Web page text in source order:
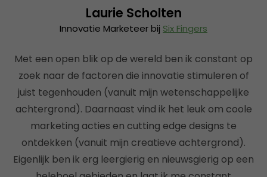
Laurie Scholten
Innovatie Marketeer bij Six Fingers
Met een open blik op de wereld ben ik constant op
zoek naar de factoren die innovatie stimuleren of
juist tegenhouden (vanuit mijn wetenschappelijke
achtergrond). Daarnaast vind ik het leuk om coole
marketing acties en cutting edge designs te
ontdekken (vanuit mijn creatieve achtergrond).
Eigenlijk ben ik erg leergierig en nieuwsgierig op een